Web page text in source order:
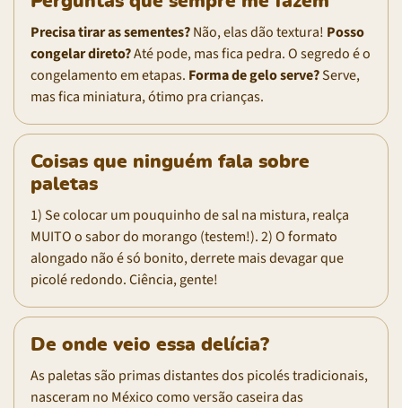
Precisa tirar as sementes?Não, elas dão textura! Posso
congelar direto?Até pode, mas fica pedra. O segredo é o
congelamento em etapas. Forma de gelo serve?Serve,
mas fica miniatura, ótimo pra crianças.
Coisas que ninguém fala sobre
paletas
1) Se colocar um pouquinho de sal na mistura, realça
MUITO o sabor do morango (testem!). 2) O formato
alongado não é só bonito, derrete mais devagar que
picolé redondo. Ciência, gente!
De onde veio essa delícia?
As paletas são primas distantes dos picolés tradicionais,
nasceram no México como versão caseira das